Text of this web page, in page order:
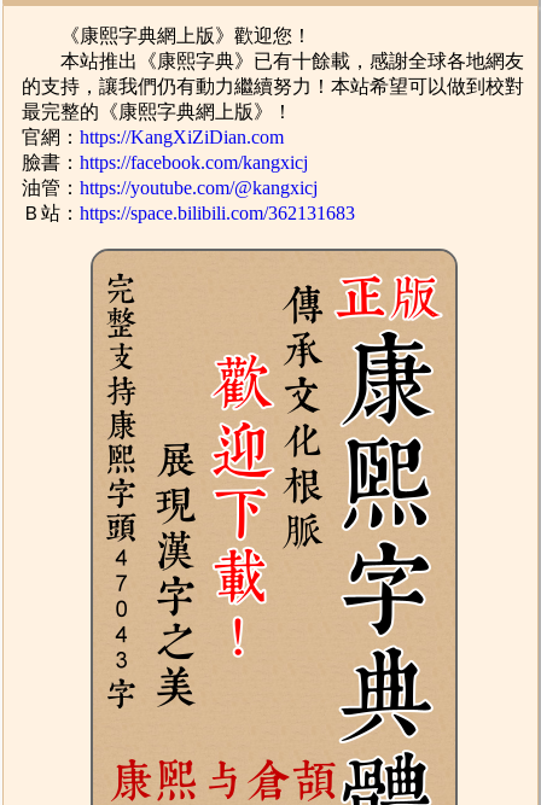
《康熙字典網上版》歡迎您！
本站推出《康熙字典》已有十餘載，感謝全球各地網友
的支持，讓我們仍有動力繼續努力！本站希望可以做到校對
最完整的《康熙字典網上版》！
官網：https://KangXiZiDian.com
臉書：https://facebook.com/kangxicj
油管：https://youtube.com/@kangxicj
Ｂ站：https://space.bilibili.com/362131683